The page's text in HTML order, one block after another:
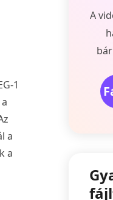
1
a
a
A